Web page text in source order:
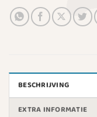
BESCHRIJVING
EXTRA INFORMATIE